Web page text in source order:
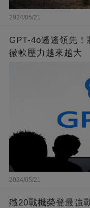
2024/05/21
GPT-4o遙遙領先！
微軟壓力越來越大
2024/05/21
殲20戰機榮登最強